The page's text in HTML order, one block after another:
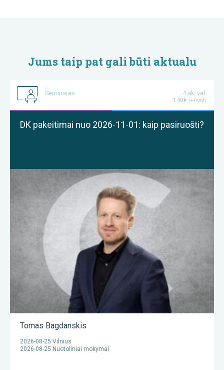
Jums taip pat gali būti aktualu
Seminaras
4 ak. val.
140€ (+ PVM)
DK pakeitimai nuo 2026-11-01: kaip pasiruošti?
Tomas Bagdanskis
2026-08-25 Vilnius
2026-08-25 Nuotoliniai mokymai